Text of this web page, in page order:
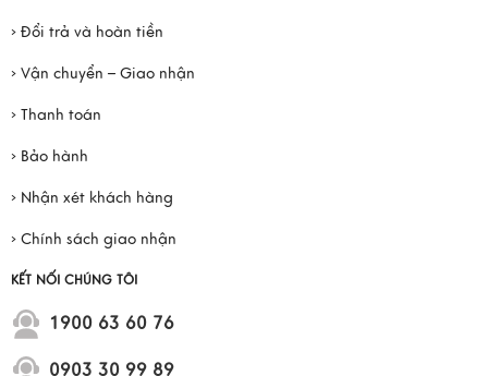
› Đổi trả và hoàn tiền
› Vận chuyển – Giao nhận
› Thanh toán
› Bảo hành
› Nhận xét khách hàng
› Chính sách giao nhận
KẾT NỐI CHÚNG TÔI
1900 63 60 76
0903 30 99 89